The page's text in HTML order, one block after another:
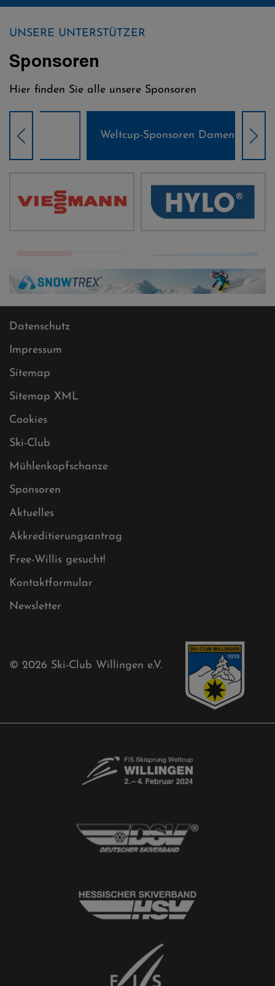
UNSERE UNTERSTÜTZER
Sponsoren
Hier finden Sie alle unsere Sponsoren
Weltcup-Sponsoren Damen
Datenschutz
Impressum
Sitemap
Sitemap XML
Cookies
Ski-Club
Mühlenkopfschanze
Kontaktformular